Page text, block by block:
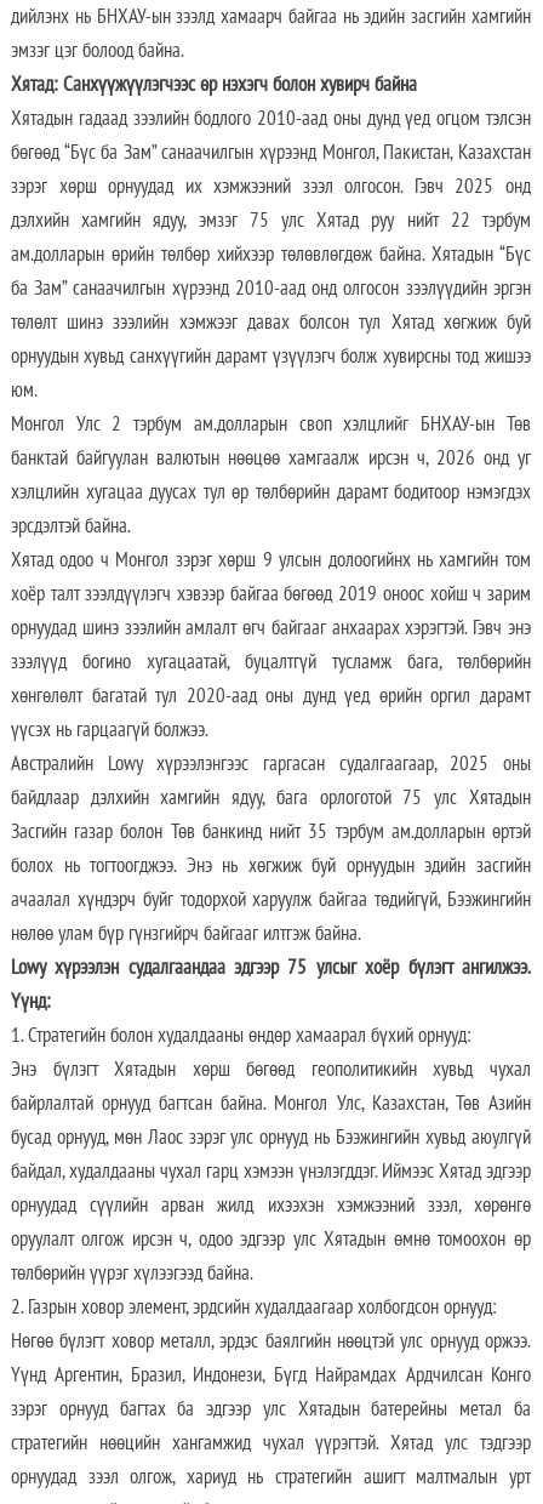
дийлэнх нь БНХАУ-ын зээлд хамаарч байгаа нь эдийн засгийн хамгийн
эмзэг цэг болоод байна.
Хятад: Санхүүжүүлэгчээс өр нэхэгч болон хувирч байна
Хятадын гадаад зээлийн бодлого 2010-аад оны дунд үед огцом тэлсэн
бөгөөд “Бүс ба Зам” санаачилгын хүрээнд Монгол, Пакистан, Казахстан
зэрэг хөрш орнуудад их хэмжээний зээл олгосон. Гэвч 2025 онд
дэлхийн хамгийн ядуу, эмзэг 75 улс Хятад руу нийт 22 тэрбум
ам.долларын өрийн төлбөр хийхээр төлөвлөгдөж байна. Хятадын “Бүс
ба Зам” санаачилгын хүрээнд 2010-аад онд олгосон зээлүүдийн эргэн
төлөлт шинэ зээлийн хэмжээг давах болсон тул Хятад хөгжиж буй
орнуудын хувьд санхүүгийн дарамт үзүүлэгч болж хувирсны тод жишээ
юм.
Монгол Улс 2 тэрбум ам.долларын своп хэлцлийг БНХАУ-ын Төв
банктай байгуулан валютын нөөцөө хамгаалж ирсэн ч, 2026 онд уг
хэлцлийн хугацаа дуусах тул өр төлбөрийн дарамт бодитоор нэмэгдэх
эрсдэлтэй байна.
Хятад одоо ч Монгол зэрэг хөрш 9 улсын долоогийнх нь хамгийн том
хоёр талт зээлдүүлэгч хэвээр байгаа бөгөөд 2019 оноос хойш ч зарим
орнуудад шинэ зээлийн амлалт өгч байгааг анхаарах хэрэгтэй. Гэвч энэ
зээлүүд богино хугацаатай, буцалтгүй тусламж бага, төлбөрийн
хөнгөлөлт багатай тул 2020-аад оны дунд үед өрийн оргил дарамт
үүсэх нь гарцаагүй болжээ.
Австралийн Lowy хүрээлэнгээс гаргасан судалгаагаар, 2025 оны
байдлаар дэлхийн хамгийн ядуу, бага орлоготой 75 улс Хятадын
Засгийн газар болон Төв банкинд нийт 35 тэрбум ам.долларын өртэй
болох нь тогтоогджээ. Энэ нь хөгжиж буй орнуудын эдийн засгийн
ачаалал хүндэрч буйг тодорхой харуулж байгаа төдийгүй, Бээжингийн
нөлөө улам бүр гүнзгийрч байгааг илтгэж байна.
Lowy хүрээлэн судалгаандаа эдгээр 75 улсыг хоёр бүлэгт ангилжээ.
Үүнд:
1. Стратегийн болон худалдааны өндөр хамаарал бүхий орнууд:
Энэ бүлэгт Хятадын хөрш бөгөөд геополитикийн хувьд чухал
байрлалтай орнууд багтсан байна. Монгол Улс, Казахстан, Төв Азийн
бусад орнууд, мөн Лаос зэрэг улс орнууд нь Бээжингийн хувьд аюулгүй
байдал, худалдааны чухал гарц хэмээн үнэлэгддэг. Иймээс Хятад эдгээр
орнуудад сүүлийн арван жилд ихээхэн хэмжээний зээл, хөрөнгө
оруулалт олгож ирсэн ч, одоо эдгээр улс Хятадын өмнө томоохон өр
төлбөрийн үүрэг хүлээгээд байна.
2. Газрын ховор элемент, эрдсийн худалдаагаар холбогдсон орнууд:
Нөгөө бүлэгт ховор металл, эрдэс баялгийн нөөцтэй улс орнууд оржээ.
Үүнд Аргентин, Бразил, Индонези, Бүгд Найрамдах Ардчилсан Конго
зэрэг орнууд багтах ба эдгээр улс Хятадын батерейны метал ба
стратегийн нөөцийн хангамжид чухал үүрэгтэй. Хятад улс тэдгээр
орнуудад зээл олгож, хариуд нь стратегийн ашигт малтмалын урт